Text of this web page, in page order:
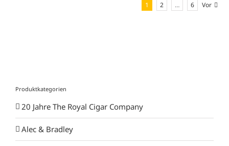
1 2 … 6 Vor
Produktkategorien
20 Jahre The Royal Cigar Company
Alec & Bradley